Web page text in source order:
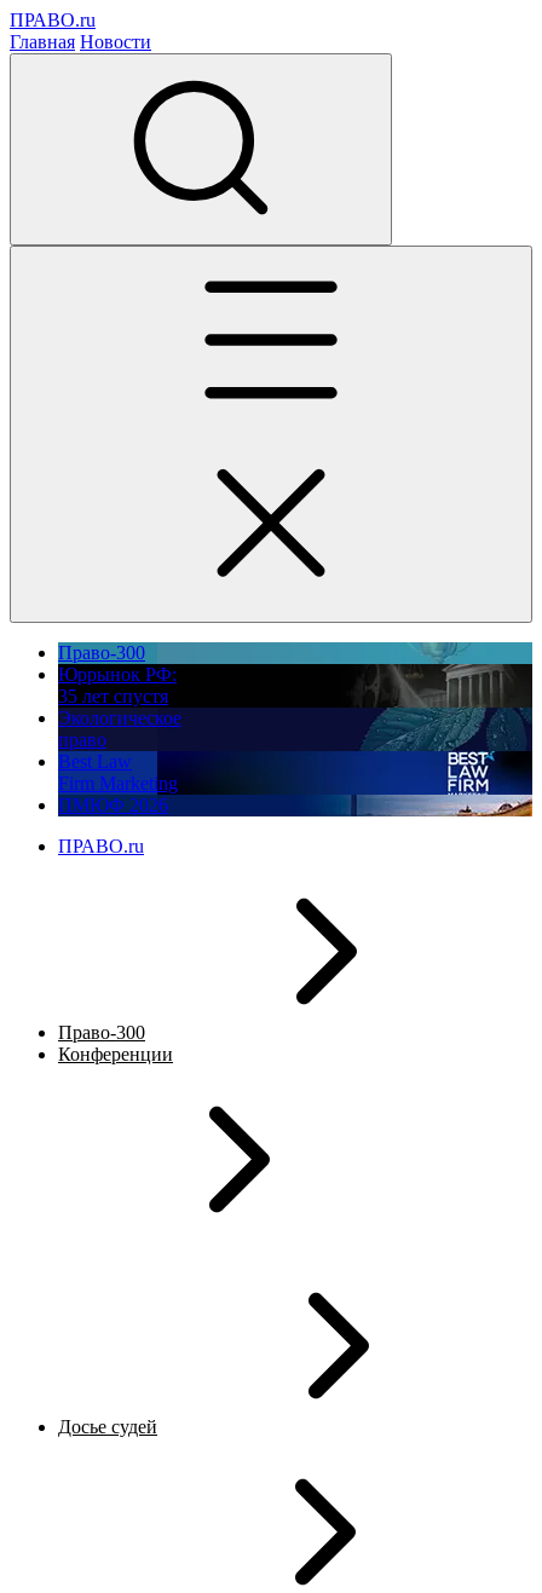
ПРАВО.ru
Главная Новости
Право-300
Юррынок РФ:
35 лет спустя
Экологическое
право
Best Law
Firm Marketing
ПМЮФ 2026
ПРАВО.ru
Право-300
Конференции
Досье судей